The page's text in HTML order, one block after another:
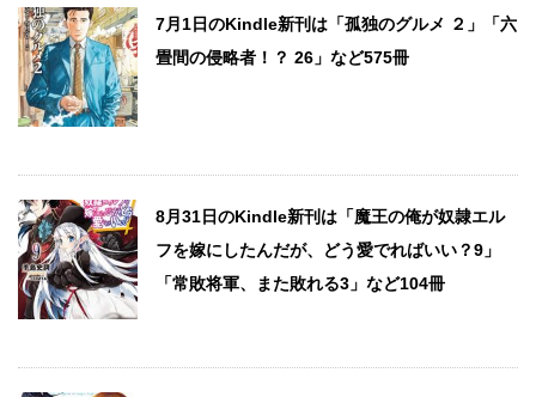
7月1日のKindle新刊は「孤独のグルメ ２」「六
畳間の侵略者！？ 26」など575冊
8月31日のKindle新刊は「魔王の俺が奴隷エル
フを嫁にしたんだが、どう愛でればいい？9」
「常敗将軍、また敗れる3」など104冊